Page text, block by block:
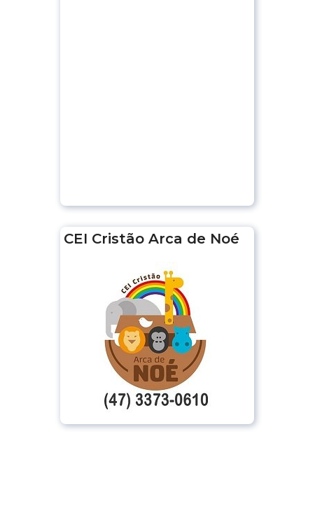
CEI Cristão Arca de Noé